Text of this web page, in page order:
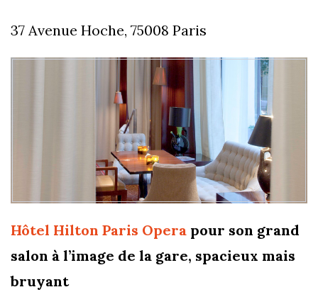
37 Avenue Hoche, 75008 Paris
Hôtel Hilton Paris Opera pour son grand
salon à l’image de la gare, spacieux mais
bruyant